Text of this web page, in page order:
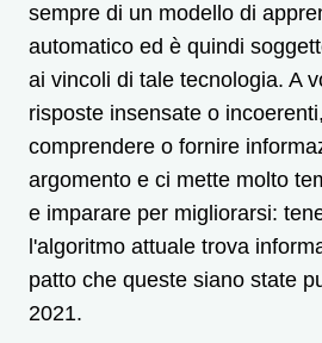
sempre di un modello di
automatico ed è quindi
ai vincoli di tale tecnologia. A
risposte insensate o
comprendere o fornire
argomento e ci mette molto
e imparare per migliorarsi:
l'algoritmo attuale trova
patto che queste siano state
2021.